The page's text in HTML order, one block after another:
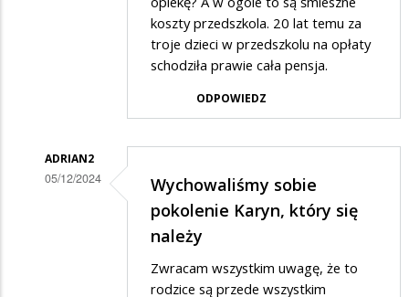
koszty przedszkola. 20 lat temu za
troje dzieci w przedszkolu na opłaty
schodziła prawie cała pensja.
ODPOWIEDZ
ADRIAN2
05/12/2024
Wychowaliśmy sobie
pokolenie Karyn, który się
należy
Zwracam wszystkim uwagę, że to
rodzice są przede wszystkim